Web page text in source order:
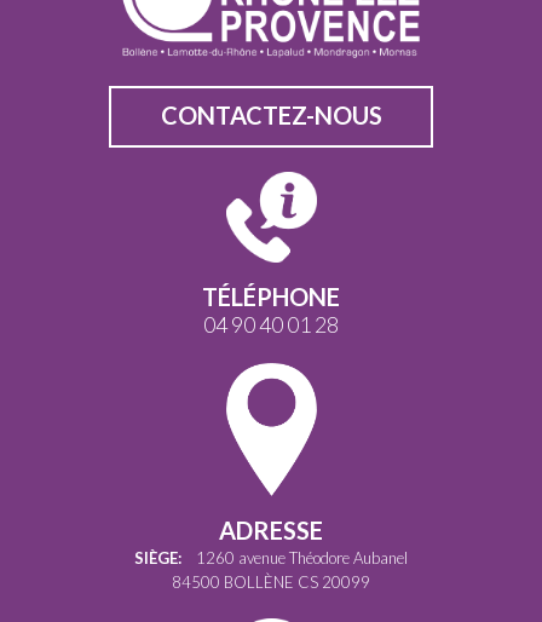
CONTACTEZ-NOUS
TÉLÉPHONE
04 90 40 01 28
ADRESSE
SIÈGE: 1260 avenue Théodore Aubanel
84500 BOLLÈNE CS 20099